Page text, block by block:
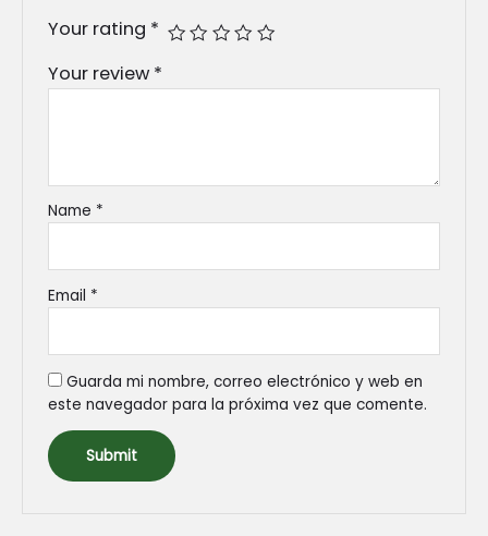
Your rating *
Your review *
Name *
Email *
Guarda mi nombre, correo electrónico y web en
este navegador para la próxima vez que comente.